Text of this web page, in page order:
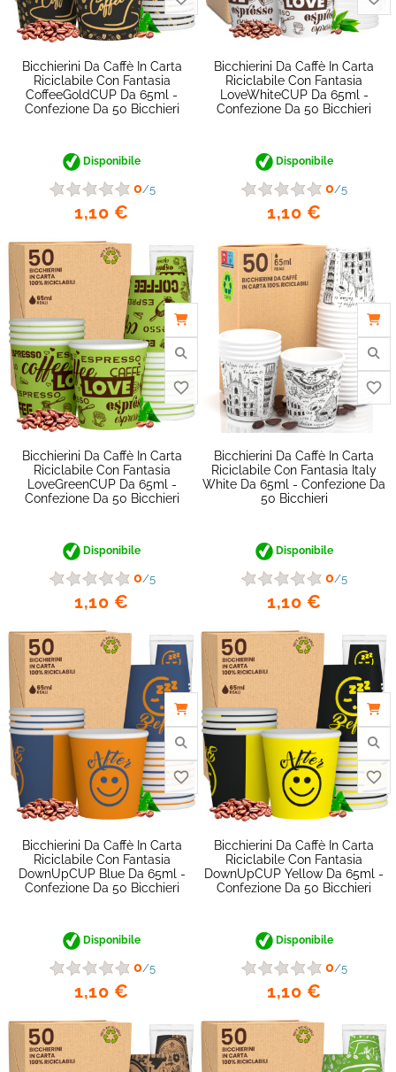
Bicchierini Da Caffè In Carta
Riciclabile Con Fantasia
CoffeeGoldCUP Da 65ml -
Confezione Da 50 Bicchieri
Disponibile
0/5
1,10 €
favorite_border
Bicchierini Da Caffè In Carta
Riciclabile Con Fantasia
LoveWhiteCUP Da 65ml -
Confezione Da 50 Bicchieri
Disponibile
0/5
1,10 €
Bicchierini Da Caffè In Carta
Riciclabile Con Fantasia
LoveGreenCUP Da 65ml -
Confezione Da 50 Bicchieri
Disponibile
0/5
1,10 €
Bicchierini Da Caffè In Carta
Riciclabile Con Fantasia Italy
White Da 65ml - Confezione Da
50 Bicchieri
Disponibile
0/5
1,10 €
Bicchierini Da Caffè In Carta
Riciclabile Con Fantasia
DownUpCUP Blue Da 65ml -
Confezione Da 50 Bicchieri
Disponibile
0/5
1,10 €
Bicchierini Da Caffè In Carta
Riciclabile Con Fantasia
DownUpCUP Yellow Da 65ml -
Confezione Da 50 Bicchieri
Disponibile
0/5
1,10 €